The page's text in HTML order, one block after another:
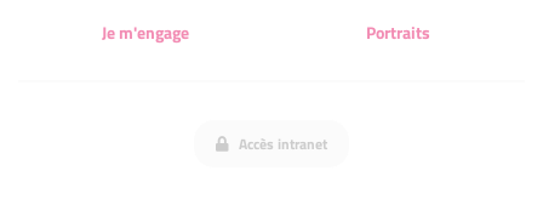
Je m'engage
Portraits
Accès intranet